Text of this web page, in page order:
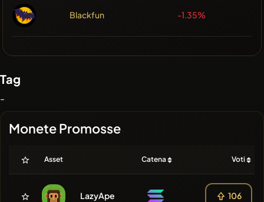
Blackfun -1.35%
Tag
-
Monete Promosse
Asset Catena Voti
LazyApe 106